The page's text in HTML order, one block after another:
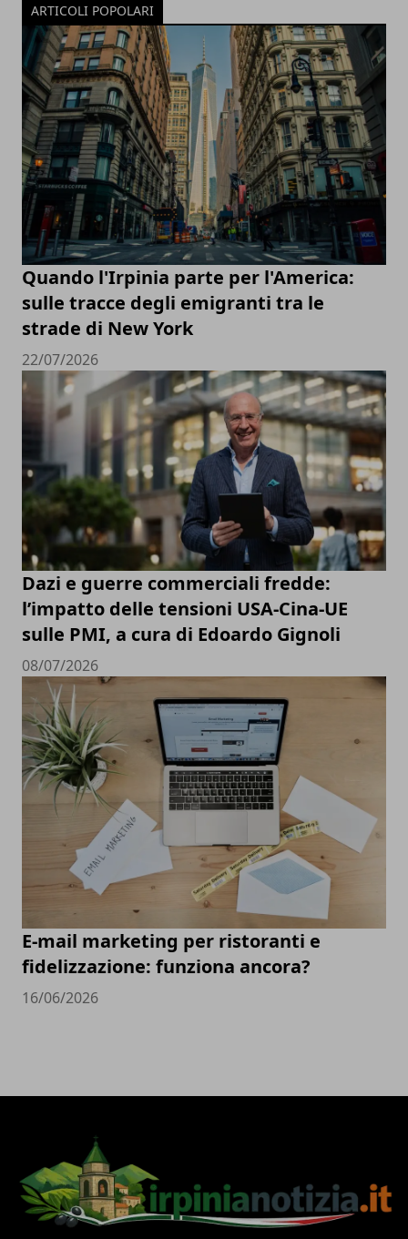
ARTICOLI POPOLARI
Quando l'Irpinia parte per l'America:
sulle tracce degli emigranti tra le
strade di New York
22/07/2026
Dazi e guerre commerciali fredde:
l’impatto delle tensioni USA-Cina-UE
sulle PMI, a cura di Edoardo Gignoli
08/07/2026
E-mail marketing per ristoranti e
fidelizzazione: funziona ancora?
16/06/2026